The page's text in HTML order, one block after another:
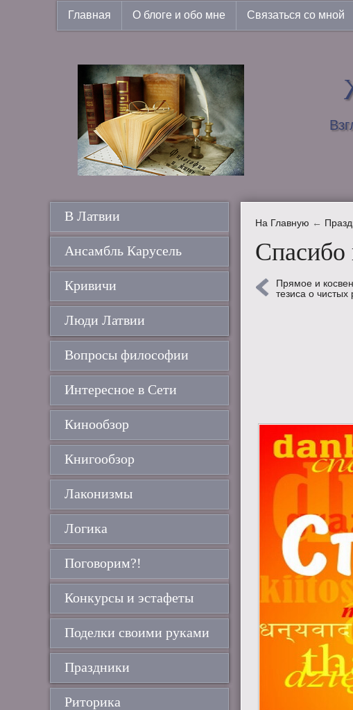
Главная О блоге и обо мне Связаться со мной
На Главную ←
Спасибо
Прямое и
тезиса о чистых
В Латвии
Ансамбль Карусель
Кривичи
Люди Латвии
Вопросы философии
Интересное в Сети
Кинообзор
Книгообзор
Лаконизмы
Логика
Поговорим?!
Конкурсы и эстафеты
Поделки своими руками
Праздники
Риторика